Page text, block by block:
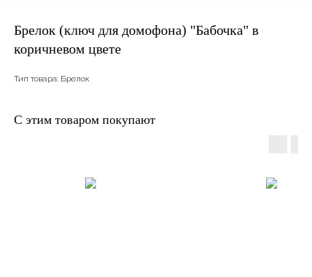
Брелок (ключ для домофона) "Бабочка" в
коричневом цвете
Тип товара: Брелок
С этим товаром покупают